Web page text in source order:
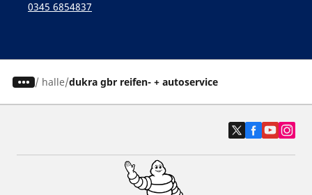
0345 6854837
/ halle dukra gbr reifen- + autoservice